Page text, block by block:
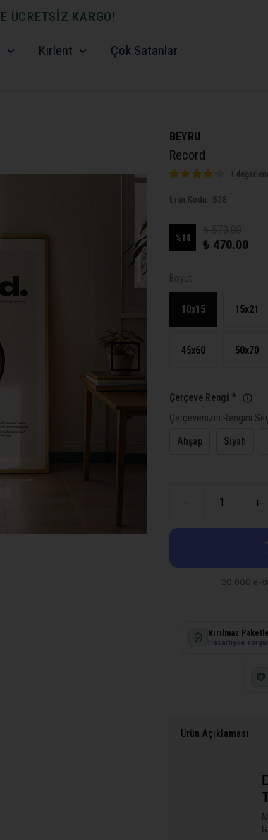
ÜCRETSİZ KARGO!
Kırlent
Çok Satanlar
BEYRU
Record
1
Ürün Kodu: 528
%18 ₺ 470.00
Boyut
10x15 15x21
45x60 50x70
Çerçeve Rengi *
Çerçevenizin Rengini
Ahşap Siyah
Kırılmaz
Ürün Açıklaması